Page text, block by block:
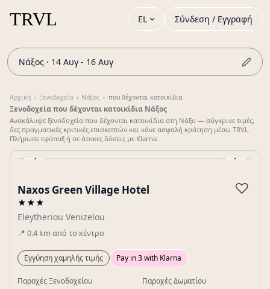
EL Σύνδεση / Εγγραφή
Νάξος · 14 Αυγ - 16 Αυγ
Αρχική › Ξενοδοχεία › Νάξος › που δέχονται κατοικίδια
Ξενοδοχεία που δέχονται κατοικίδια Νάξος
Ανακάλυψε ξενοδοχεία που δέχονται κατοικίδια στη Νάξο — σύγκρινε τιμές,
δες πραγματικές κριτικές επισκεπτών και κάνε ασφαλή κράτηση μέσω TRVL.
Πλήρωσε εφάπαξ ή σε άτοκες δόσεις με Klarna.
‹ ›
Naxos Green Village Hotel
★★★
Eleytheriou Venizelou
📍 0.4 km από το κέντρο
♡
Εγγύηση χαμηλής τιμής Pay in 3 with Klarna
Παροχές Ξενοδοχείου
Παροχές Δωματίου